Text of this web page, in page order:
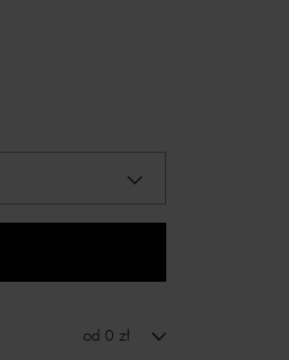
od 0 zł